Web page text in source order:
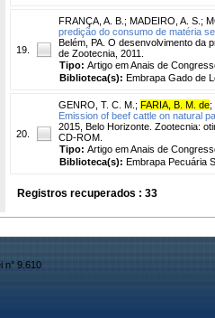
19.
FRANÇA, A. B. ; MADEIRO, A. S. ;
predição do consumo de matéria
Belém, PA. O desenvolvimento da
de Zootecnia, 2011.
Tipo: Artigo em Anais de
Biblioteca(s): Embrapa Gado de
20.
GENRO, T. C. M. ; FARIA, B. M. de;
Emission of beef cattle on natural
2015, Belo Horizonte. Zootecnia:
CD-ROM.
Tipo: Artigo em Anais de
Biblioteca(s): Embrapa Pecuária
Registros recuperados : 33
n° 9.610